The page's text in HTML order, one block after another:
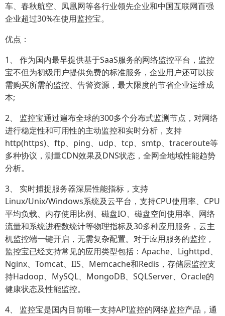
车、春秋航空、凤凰网等各行业领先企业和中国互联网百强
企业超过30%在使用监控宝。
优点：
1、 作为国内最早提供基于SaaS服务的网络监控平台，监控
宝不但为初级用户提供免费的标准服务，企业用户还可以按
需购买所需的监控、告警资源，最大限度的节省企业运维成
本;
2、 监控宝通过遍布全球的300多个分布式监测节点，对网络
进行稳定性和可用性的主动监控和实时分析，支持
http(https)、ftp、ping、udp、tcp、smtp、traceroute等
多种协议，测量CDN效果及DNS状态，全网全地域性能趋势
分析。
3、 实时捕捉服务器深层性能指标，支持
Linux/Unix/Windows系统及云平台，支持CPU使用率、CPU
平均负载、内存使用比例、磁盘IO、磁盘空间使用率、网络
流量和系统进程数统计等物理指标及30多种应用服务，云主
机监控端一键开启，无需复杂配置。对于应用服务的监控，
监控宝已经支持常见的应用类型包括：Apache、Lighttpd、
Nginx、Tomcat、IIS、Memcache和Redis，存储层监控支
持Hadoop、MySQL、MongoDB、SQLServer、Oracle的
健康状态及性能监控。
4、 监控宝是国内目前唯一支持API监控的网络监控产品，通